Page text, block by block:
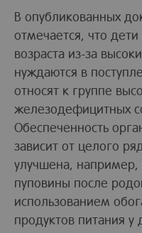
В опубликованных
отмечается, что
возраста из-за
нуждаются в
относят к группе
железодефицитных
Обеспеченность
зависит от целого
улучшена,
пуповины после
использованием
продуктов питания у